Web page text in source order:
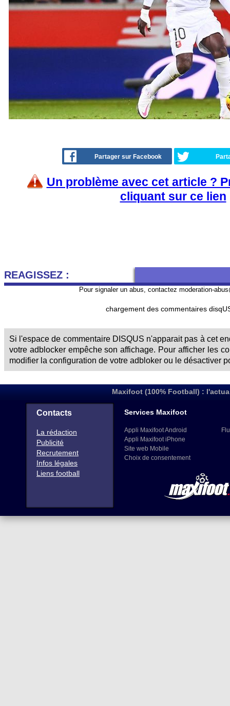
Partager sur Facebook
Un problème avec cet article ?
cliquant sur ce lien
REAGISSEZ :
Pour signaler un abus, contactez moderation-
chargement des commentaires
Si l'espace de commentaire DISQUS n'apparait pas à cet
votre adblocker empêche son affichage. Pour afficher les
modifier la configuration de votre adbloker ou le désactiver
Maxifoot (100% Football) :
Contacts
La rédaction
Publicité
Recrutement
Infos légales
Liens football
Services Maxifoot
Appli Maxifoot Android
Appli Maxifoot iPhone
Site web Mobile
Choix de consentement